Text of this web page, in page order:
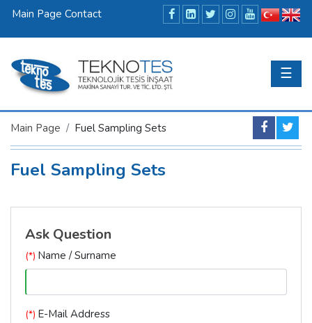
Main Page Contact
☰
Main Page Fuel Sampling Sets
Fuel Sampling Sets
Ask Question
(*) Name / Surname
(*) E-Mail Address